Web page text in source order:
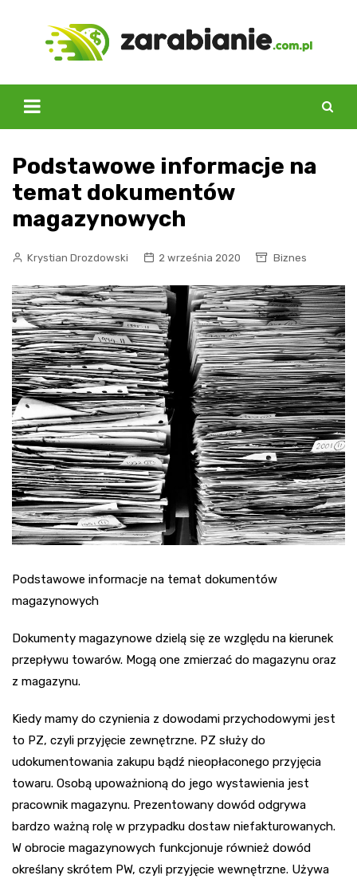
Podstawowe informacje na
temat dokumentów
magazynowych
Krystian Drozdowski 2 września 2020 Biznes
Podstawowe informacje na temat dokumentów
magazynowych
Dokumenty magazynowe dzielą się ze względu na kierunek
przepływu towarów. Mogą one zmierzać do magazynu oraz
z magazynu.
Kiedy mamy do czynienia z dowodami przychodowymi jest
to PZ, czyli przyjęcie zewnętrzne. PZ służy do
udokumentowania zakupu bądź nieopłaconego przyjęcia
towaru. Osobą upoważnioną do jego wystawienia jest
pracownik magazynu. Prezentowany dowód odgrywa
bardzo ważną rolę w przypadku dostaw niefakturowanych.
W obrocie magazynowych funkcjonuje również dowód
określany skrótem PW, czyli przyjęcie wewnętrzne. Używa